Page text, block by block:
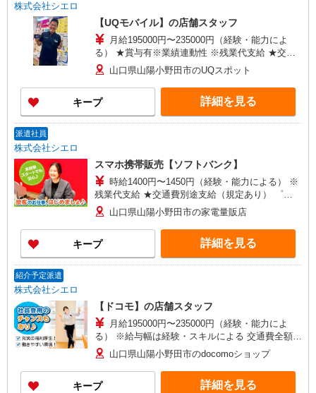
株式会社シエロ
【UQモバイル】の店舗スタッフ
月給195000円〜235000円（経験・能力によ
る） ★賞与有※業績連動性 ※残業代支給 ★交通
費全額支給 ゜+゜・。○。・゜+゜・。○。・゜+゜
入社祝い金10万円支給(規定有) お友達を紹介頂く
と, インセンティブ支給(規定有) ゜・。○。・゜
+゜・。○。・゜+゜
山口県山陽小野田市のUQスポット
キープ 詳細を見る
派遣社員
株式会社シエロ
スマホ携帯販売【ソフトバンク】
時給1400円〜1450円（経験・能力による） ※
残業代支給 ★交通費別途支給（規定あり） ゜
+゜・。○。・゜+゜・。○。・゜+゜ 入社祝い金10
万円支給(規定有) お友達を紹介頂くと, インセンテ
ィブ支給(規定有) ★月2回払い・週払い可能（規程
有）★ ゜・。○。・゜+゜・。○。・゜+゜
山口県山陽小野田市の家電量販店
キープ 詳細を見る
紹介予定派遣
株式会社シエロ
【ドコモ】の店舗スタッフ
月給195000円〜235000円（経験・能力によ
る） ※給与幅は経験・スキルによる 交通費全額支
給 賞与有※業績連動性 制服貸与 社会保険完備 車
通勤可能 ゜+゜・。○。・゜+゜・。○。・゜+゜
入社祝い金10万円支給(規定有) お友達を紹介頂く
と, インセンティブ支給(規定有) ゜・。○。・゜
山口県山陽小野田市のdocomoショップ
キープ 詳細を見る